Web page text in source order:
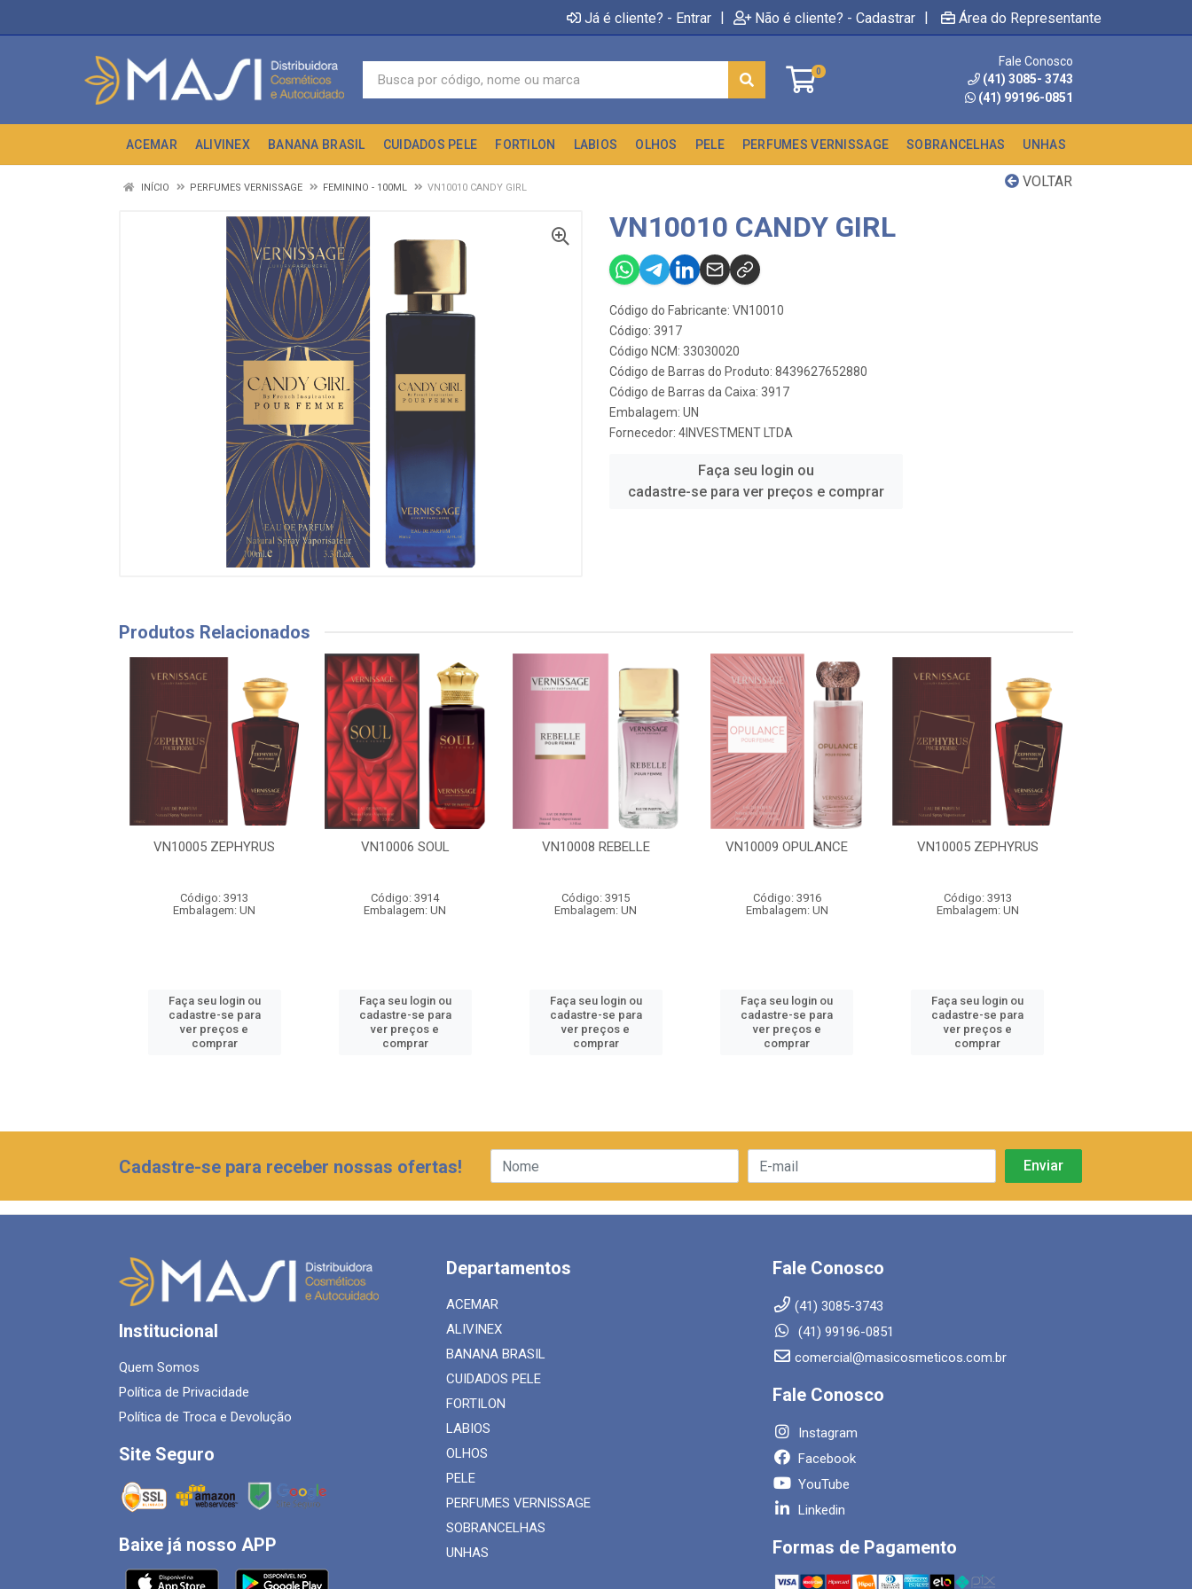
Já é cliente? - Entrar | Não é cliente? - Cadastrar | Área do Representante
0
Fale Conosco
(41) 3085- 3743
(41) 99196-0851
ACEMAR ALIVINEX BANANA BRASIL CUIDADOS PELE FORTILON LABIOS OLHOS PELE PERFUMES VERNISSAGE SOBRANCELHAS UNHAS
VOLTAR
INÍCIO PERFUMES VERNISSAGE FEMININO - 100ML VN10010 CANDY GIRL
VN10010 CANDY GIRL
Código do Fabricante: VN10010
Código: 3917
Código NCM: 33030020
Código de Barras do Produto: 8439627652880
Código de Barras da Caixa: 3917
Embalagem: UN
Fornecedor: 4INVESTMENT LTDA
Faça seu login ou
cadastre-se para ver preços e comprar
Produtos Relacionados
VN10005 ZEPHYRUS
Código: 3913
Embalagem: UN
Faça seu login ou
cadastre-se para
ver preços e
comprar
VN10006 SOUL
Código: 3914
Embalagem: UN
Faça seu login ou
cadastre-se para
ver preços e
comprar
VN10008 REBELLE
Código: 3915
Embalagem: UN
Faça seu login ou
cadastre-se para
ver preços e
comprar
VN10009 OPULANCE
Código: 3916
Embalagem: UN
Faça seu login ou
cadastre-se para
ver preços e
comprar
VN10005 ZEPHYRUS
Código: 3913
Embalagem: UN
Faça seu login ou
cadastre-se para
ver preços e
comprar
Cadastre-se para receber nossas ofertas!
Institucional
Quem Somos
Política de Privacidade
Política de Troca e Devolução
Site Seguro
Baixe já nosso APP
Departamentos
ACEMAR
ALIVINEX
BANANA BRASIL
CUIDADOS PELE
FORTILON
LABIOS
OLHOS
PELE
PERFUMES VERNISSAGE
SOBRANCELHAS
UNHAS
Fale Conosco
(41) 3085-3743
(41) 99196-0851
comercial@masicosmeticos.com.br
Fale Conosco
Instagram
Facebook
YouTube
Linkedin
Formas de Pagamento